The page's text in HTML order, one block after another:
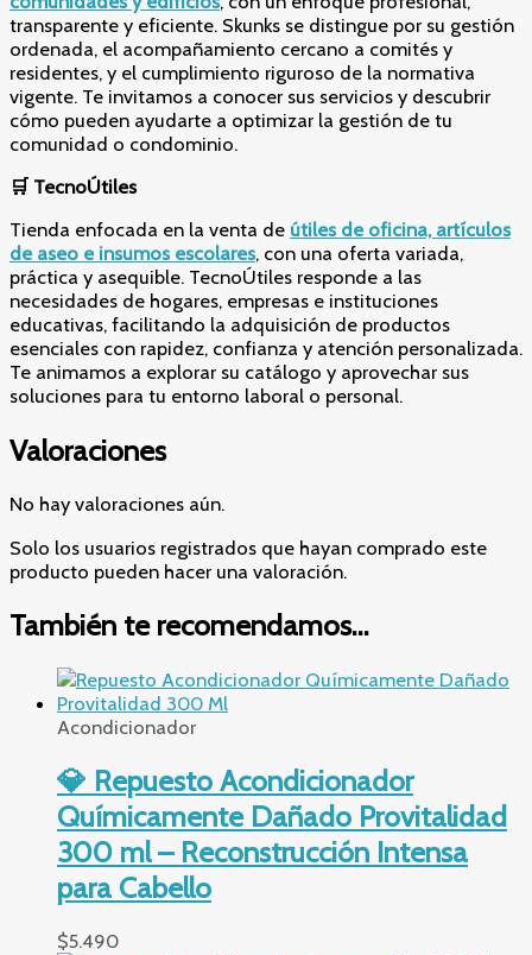
transparente y eficiente. Skunks se distingue por su gestión
ordenada, el acompañamiento cercano a comités y
residentes, y el cumplimiento riguroso de la normativa
vigente. Te invitamos a conocer sus servicios y descubrir
cómo pueden ayudarte a optimizar la gestión de tu
comunidad o condominio.
🛒 TecnoÚtiles
Tienda enfocada en la venta de útiles de oficina, artículos
de aseo e insumos escolares, con una oferta variada,
práctica y asequible. TecnoÚtiles responde a las
necesidades de hogares, empresas e instituciones
educativas, facilitando la adquisición de productos
esenciales con rapidez, confianza y atención personalizada.
Te animamos a explorar su catálogo y aprovechar sus
soluciones para tu entorno laboral o personal.
Valoraciones
No hay valoraciones aún.
Solo los usuarios registrados que hayan comprado este
producto pueden hacer una valoración.
También te recomendamos…
Acondicionador
💎 Repuesto Acondicionador
Químicamente Dañado Provitalidad
300 ml – Reconstrucción Intensa
para Cabello
$5.490